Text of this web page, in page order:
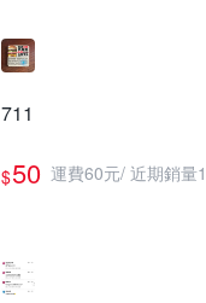
711
$50 運費60元/ 近期銷量